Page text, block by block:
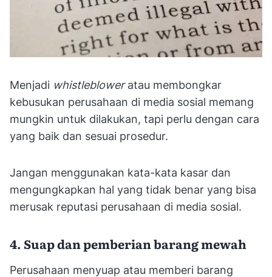
Menjadi whistlebloweratau membongkar
kebusukan perusahaan di media sosial memang
mungkin untuk dilakukan, tapi perlu dengan cara
yang baik dan sesuai prosedur.
Jangan menggunakan kata-kata kasar dan
mengungkapkan hal yang tidak benar yang bisa
merusak reputasi perusahaan di media sosial.
4. Suap dan pemberian barang mewah
Perusahaan menyuap atau memberi barang